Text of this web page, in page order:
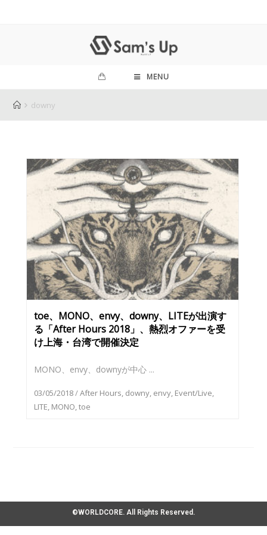
MENU
downy
toe、MONO、envy、downy、LITEが出演す
る「After Hours 2018」、熱烈オファーを受
け上海・台湾で開催決定
MONO、envy、downyが中⼼ ...
03/05/2018/After Hours, downy, envy, Event/Live,
LITE, MONO,toe
©WORLDCORE. All Rights Reserved.